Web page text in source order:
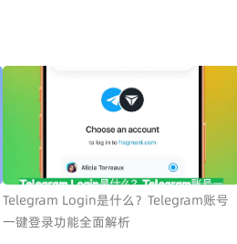
Telegram Login是什么？Telegram账号
一键登录功能全面解析